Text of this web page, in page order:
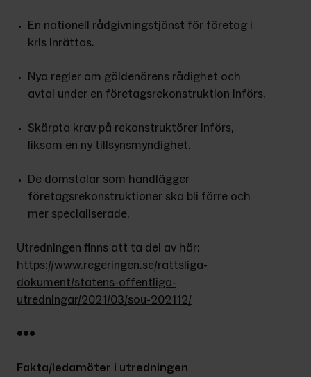
En nationell rådgivningstjänst för företag i
kris inrättas.
Nya regler om gäldenärens rådighet och
avtal under en företagsrekonstruktion införs.
Skärpta krav på rekonstruktörer införs,
liksom en ny tillsynsmyndighet.
De domstolar som handlägger
företagsrekonstruktioner ska bli färre och
mer specialiserade.
https://www.regeringen.se/rattsliga-
dokument/statens-offentliga-
utredningar/2021/03/sou-202112/
•••
Fakta/ledamöter i utredningen